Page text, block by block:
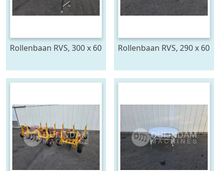
Rollenbaan RVS, 300 x 60
Rollenbaan RVS, 290 x 60